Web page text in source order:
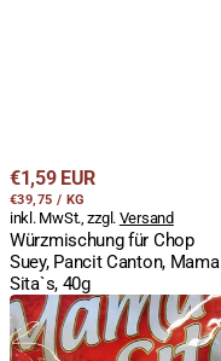
Regulärer
Preis
€1,59 EUR
STÜCKPREIS
€39,75 / PRO
KG
inkl. MwSt., zzgl. Versand
Würzmischung für Chop
Suey, Pancit Canton, Mama
Sita`s, 40g
Gewürzmischung
für
Frühlingsrollen